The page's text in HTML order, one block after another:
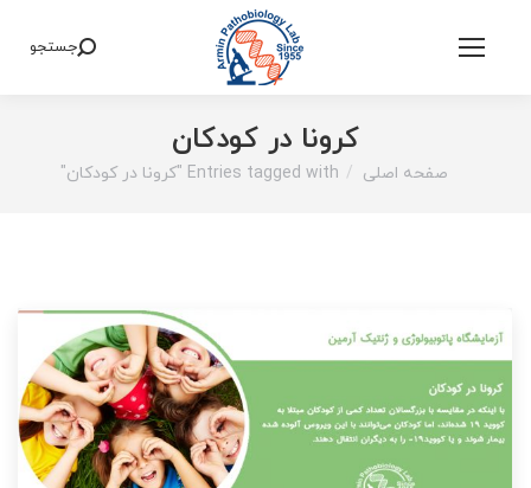
Search:
جستجو
کرونا در کودکان
You are here:
صفحه اصلی Entries tagged with "کرونا در کودکان"